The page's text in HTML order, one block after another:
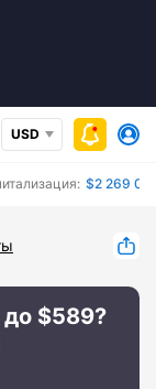
USD
$2 269
до $589?